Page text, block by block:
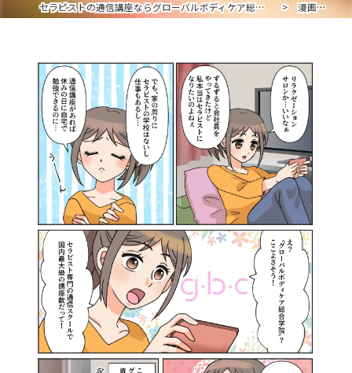
セラピストの通信講座ならグローバルボディケア総合学院 漫画特集